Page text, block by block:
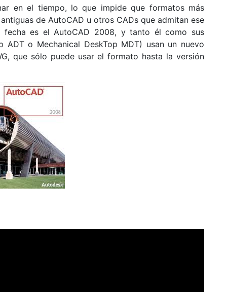
en el tiempo, lo que impide que formatos más
de AutoCAD u otros CADs que admitan ese
es el AutoCAD 2008, y tanto él como sus
o Mechanical DeskTop MDT) usan un nuevo
que sólo puede usar el formato hasta la versión